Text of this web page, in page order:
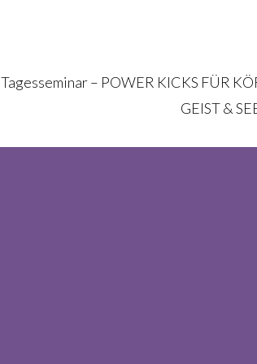
Tagesseminar – POWER KICKS FÜR
GEIST &